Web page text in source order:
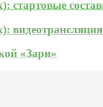
стартовые
«Зари»